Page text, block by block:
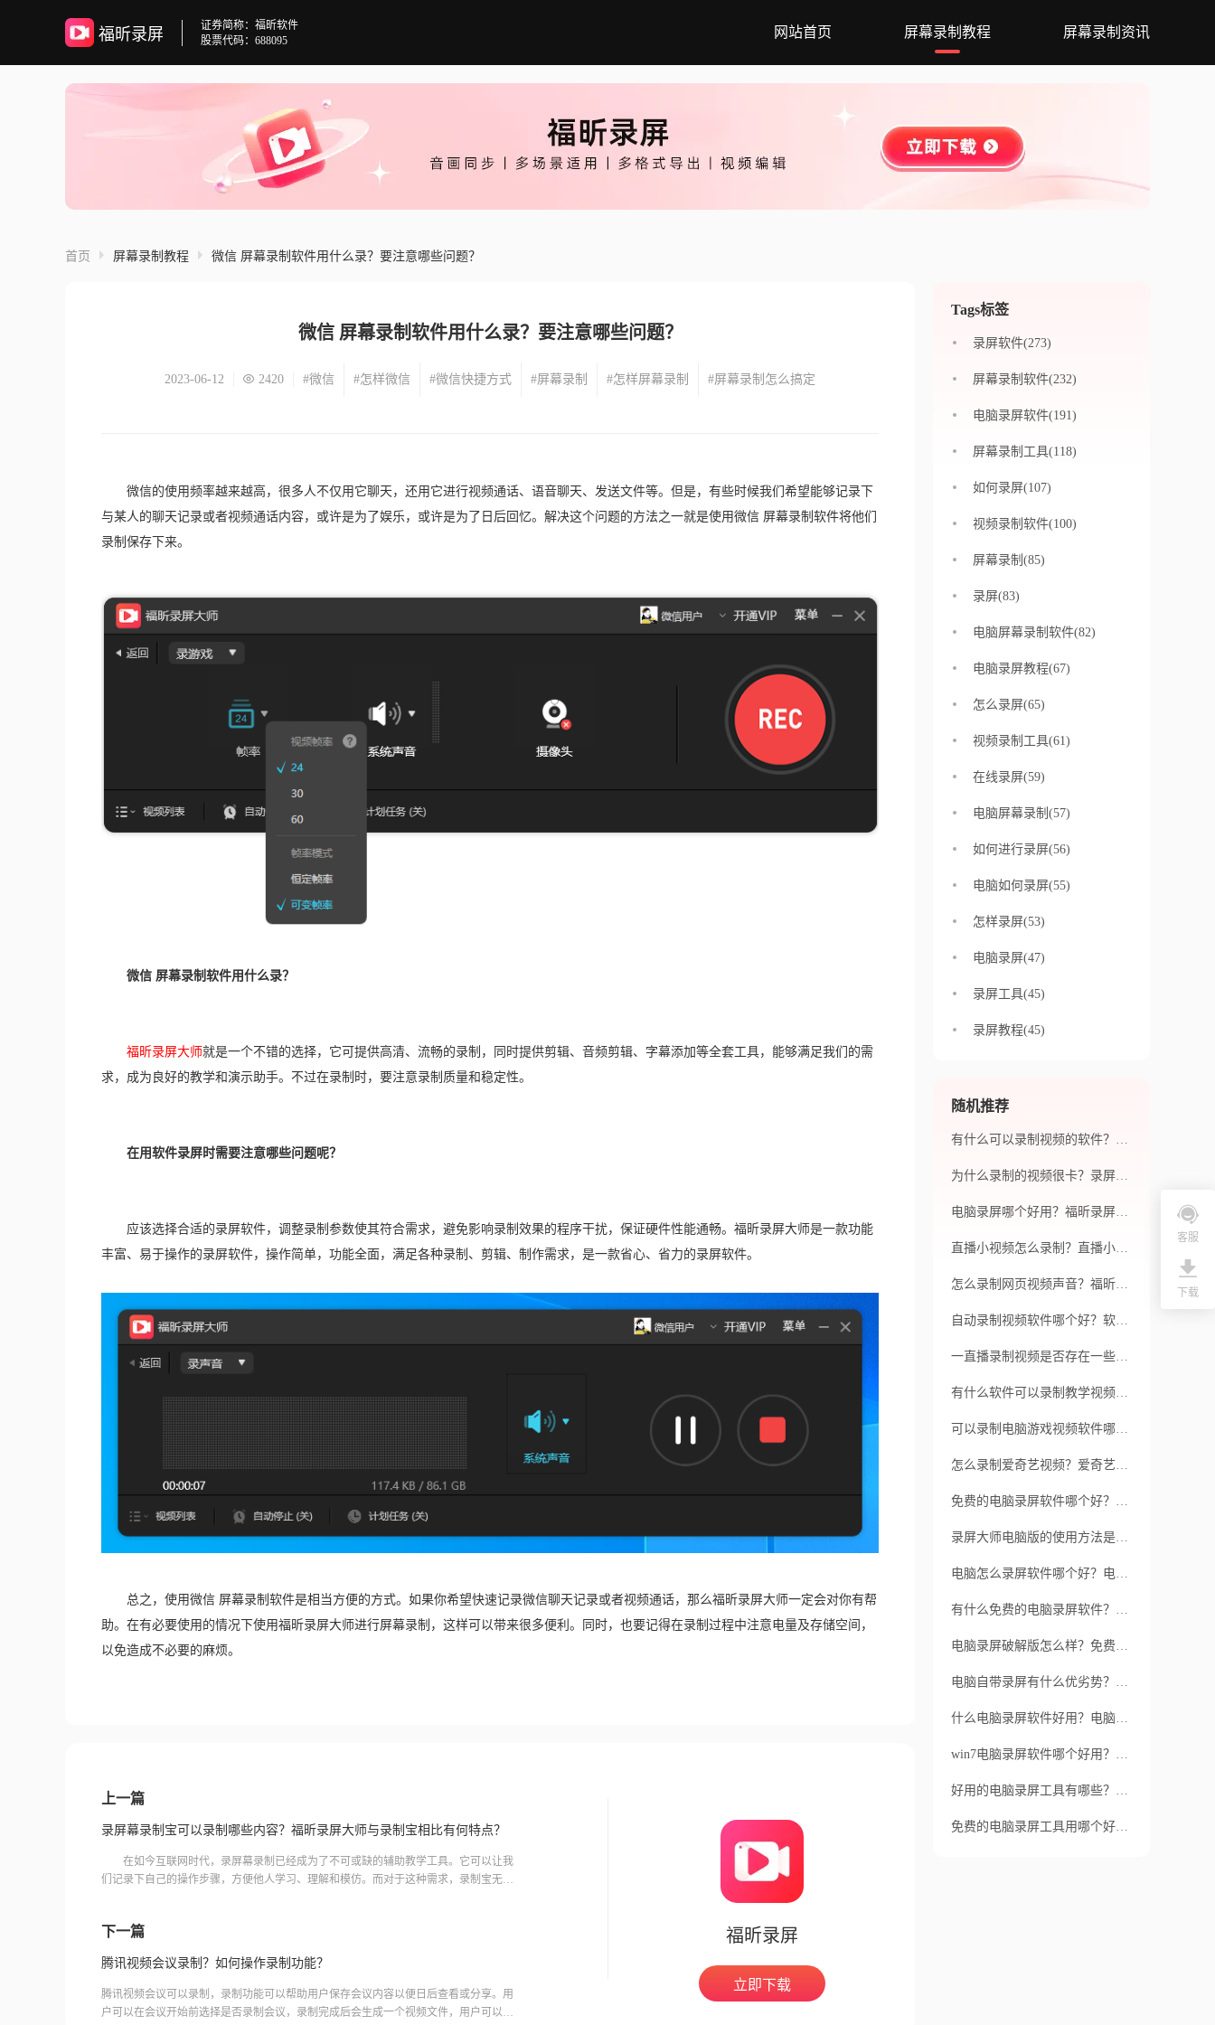
福昕录屏
证券简称：福昕软件
股票代码：688095
网站首页 屏幕录制教程 屏幕录制资讯
首页 屏幕录制教程 微信 屏幕录制软件用什么录？要注意哪些问题？
微信 屏幕录制软件用什么录？要注意哪些问题？
2023-06-12 2420 #微信 #怎样微信 #微信快捷方式 #屏幕录制 #怎样屏幕录制 #屏幕录制怎么搞定
微信的使用频率越来越高，很多人不仅用它聊天，还用它进行视频通话、语音聊天、发送文件等。但是，有些时候我们希望能够记录下
与某人的聊天记录或者视频通话内容，或许是为了娱乐，或许是为了日后回忆。解决这个问题的方法之一就是使用微信 屏幕录制软件将他们
录制保存下来。
微信 屏幕录制软件用什么录？
福昕录屏大师就是一个不错的选择，它可提供高清、流畅的录制，同时提供剪辑、音频剪辑、字幕添加等全套工具，能够满足我们的需
求，成为良好的教学和演示助手。不过在录制时，要注意录制质量和稳定性。
在用软件录屏时需要注意哪些问题呢？
应该选择合适的录屏软件，调整录制参数使其符合需求，避免影响录制效果的程序干扰，保证硬件性能通畅。福昕录屏大师是一款功能
丰富、易于操作的录屏软件，操作简单，功能全面，满足各种录制、剪辑、制作需求，是一款省心、省力的录屏软件。
总之，使用微信 屏幕录制软件是相当方便的方式。如果你希望快速记录微信聊天记录或者视频通话，那么福昕录屏大师一定会对你有帮
助。在有必要使用的情况下使用福昕录屏大师进行屏幕录制，这样可以带来很多便利。同时，也要记得在录制过程中注意电量及存储空间，
以免造成不必要的麻烦。
上一篇
录屏幕录制宝可以录制哪些内容？福昕录屏大师与录制宝相比有何特点？
在如今互联网时代，录屏幕录制已经成为了不可或缺的辅助教学工具。它可以让我
们记录下自己的操作步骤，方便他人学习、理解和模仿。而对于这种需求，录制宝无疑
下一篇
腾讯视频会议录制？如何操作录制功能？
腾讯视频会议可以录制，录制功能可以帮助用户保存会议内容以便日后查看或分享。用
户可以在会议开始前选择是否录制会议，录制完成后会生成一个视频文件，用户可以在
福昕录屏
立即下载
Tags标签
录屏软件(273)
屏幕录制软件(232)
电脑录屏软件(191)
屏幕录制工具(118)
如何录屏(107)
视频录制软件(100)
屏幕录制(85)
录屏(83)
电脑屏幕录制软件(82)
电脑录屏教程(67)
怎么录屏(65)
视频录制工具(61)
在线录屏(59)
电脑屏幕录制(57)
如何进行录屏(56)
电脑如何录屏(55)
怎样录屏(53)
电脑录屏(47)
录屏工具(45)
录屏教程(45)
随机推荐
有什么可以录制视频的软件？福昕录屏大师适用于哪些场景？
为什么录制的视频很卡？录屏大师录屏怎么看？
电脑录屏哪个好用？福昕录屏大师的优势是什么？
直播小视频怎么录制？直播小视频录制用哪个软件好？
怎么录制网页视频声音？福昕录屏大师是什么软件？
自动录制视频软件哪个好？软件有哪些优势？
一直播录制视频是否存在一些问题呢？合适的录屏软件是否能解决这些问题？
有什么软件可以录制教学视频？录屏的好处有哪些？
可以录制电脑游戏视频软件哪个好？软件有哪些优势？
怎么录制爱奇艺视频？爱奇艺录屏怎么录？
免费的电脑录屏软件哪个好？电脑视频怎么录屏？
录屏大师电脑版的使用方法是什么？福昕录屏大师电脑版有哪些优势？
电脑怎么录屏软件哪个好？电脑怎么录屏？
有什么免费的电脑录屏软件？录制视频时屏幕闪烁如何解决？
电脑录屏破解版怎么样？免费的录屏软件是否真的可靠？
电脑自带录屏有什么优劣势？如何使用福昕录屏大师进行更高质量的录屏？
什么电脑录屏软件好用？电脑录屏软件如何录屏？
win7电脑录屏软件哪个好用？电脑录屏有什么技巧？
好用的电脑录屏工具有哪些？电脑录屏工具怎么使用？
免费的电脑录屏工具用哪个好？电脑录屏需注意哪些问题？
客服
下载